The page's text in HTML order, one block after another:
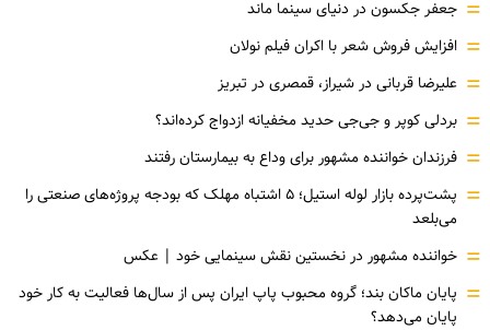
= جعفر جکسون در دنیای سینما ماند
= افزایش فروش شعر با اکران فیلم نولان
= علیرضا قربانی در شیراز، قمصری در تبریز
= بردلی کوپر و جی‌جی حدید مخفیانه ازدواج کرده‌اند؟
= فرزندان خواننده مشهور برای وداع به بیمارستان رفتند
=
پشت‌پرده بازار لوله استیل؛ ۵ اشتباه مهلک که بودجه پروژه‌های صنعتی را
می‌بلعد
= خواننده مشهور در نخستین نقش سینمایی خود |‌ عکس
= پایان ماکان بند؛ گروه محبوب پاپ ایران پس از سال‌ها فعالیت به کار خود
پایان می‌دهد؟